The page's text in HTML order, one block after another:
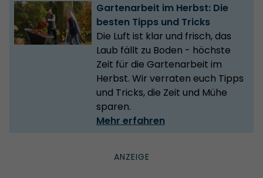
Gartenarbeit im Herbst: Die
besten Tipps und Tricks
Die Luft ist klar und frisch, das
Laub fällt zu Boden - höchste
Zeit für die Gartenarbeit im
Herbst. Wir verraten euch Tipps
und Tricks, die Zeit und Mühe
sparen.
Mehr erfahren